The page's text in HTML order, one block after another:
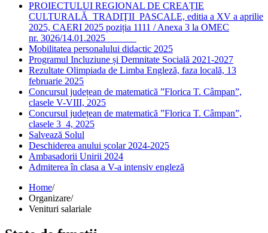
PROIECTULUI REGIONAL DE CREAȚIE
CULTURALĂ TRADIŢII PASCALE, editia a XV a aprilie
2025, CAERI 2025 poziția 1111 / Anexa 3 la OMEC
nr. 3026/14.01.2025
Mobilitatea personalului didactic 2025
Programul Incluziune și Demnitate Socială 2021-2027
Rezultate Olimpiada de Limba Engleză, faza locală, 13
februarie 2025
Concursul județean de matematică ”Florica T. Câmpan”,
clasele V-VIII, 2025
Concursul județean de matematică ”Florica T. Câmpan”,
clasele 3_4, 2025
Salvează Solul
Deschiderea anului școlar 2024-2025
Ambasadorii Unirii 2024
Admiterea în clasa a V-a intensiv engleză
Home/
Organizare/
Venituri salariale